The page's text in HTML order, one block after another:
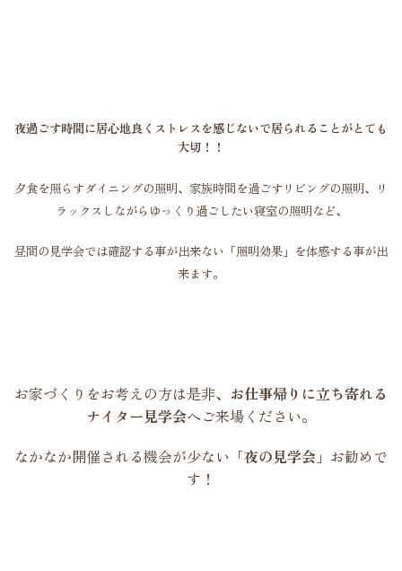
夜過ごす時間に居心地良くストレスを感じないで居られることがとても
大切！！
夕食を照らすダイニングの照明、家族時間を過ごすリビングの照明、リ
ラックスしながらゆっくり過ごしたい寝室の照明など、
昼間の見学会では確認する事が出来ない「照明効果」を体感する事が出
来ます。
お家づくりをお考えの方は是非、 お仕事帰りに立ち寄れる
ナイター見学会へご来場ください。
なかなか開催される機会が少ない 「夜の見学会」 お勧めで
す！